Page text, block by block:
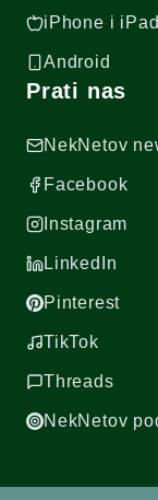
iPhone i iPad
Android
Prati nas
NekNetov
Facebook
Instagram
LinkedIn
Pinterest
TikTok
Threads
NekNetov